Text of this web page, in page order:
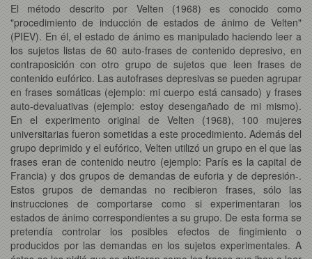
El método descrito por Velten (1968) es conocido como
"procedimiento de inducción de estados de ánimo de Velten"
(PIEV). En él, el estado de ánimo es manipulado haciendo leer a
los sujetos listas de 60 auto-frases de contenido depresivo, en
contraposición con otro grupo de sujetos que leen frases de
contenido eufórico. Las autofrases depresivas se pueden agrupar
en frases somáticas (ejemplo: mi cuerpo está cansado) y frases
auto-devaluativas (ejemplo: estoy desengañado de mi mismo).
En el experimento original de Velten (1968), 100 mujeres
universitarias fueron sometidas a este procedimiento. Además del
grupo deprimido y el eufórico, Velten utilizó un grupo en el que las
frases eran de contenido neutro (ejemplo: París es la capital de
Francia) y dos grupos de demandas de euforia y de depresión-.
Estos grupos de demandas no recibieron frases, sólo las
instrucciones de comportarse como si experimentaran los
estados de ánimo correspondientes a su grupo. De esta forma se
pretendía controlar los posibles efectos de fingimiento o
producidos por las demandas en los sujetos experimentales. A